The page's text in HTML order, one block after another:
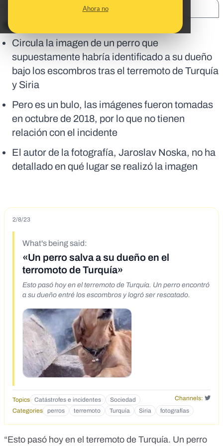
Ahora no
En corto:
Circula la imagen de un perro que
supuestamente habría identificado a su dueño
bajo los escombros tras el terremoto de Turquía
y Siria
Pero es un bulo, las imágenes fueron tomadas
en octubre de 2018, por lo que no tienen
relación con el incidente
El autor de la fotografía, Jaroslav Noska, no ha
detallado en qué lugar se realizó la imagen
2/8/23
What's being said:
«Un perro salva a su dueño en el
terromoto de Turquía»
Esto pasó hoy en el terremoto de Turquía. Un perro encontró
a su dueño entré los escombros y logró ser rescatado.
Topics Catástrofes e incidentes Sociedad
Channels:
Categories
perros terremoto Turquía Siria fotografías
“Esto pasó hoy en el terremoto de Turquía. Un perro